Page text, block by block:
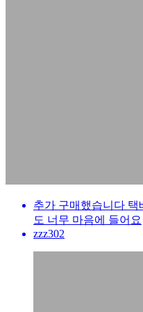
추가 구매했습니다
도 너무 마음에 들어요
zzz302